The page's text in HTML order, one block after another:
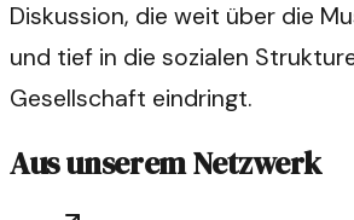
Diskussion, die weit über die
und tief in die sozialen
Gesellschaft eindringt.
Aus unserem Netzwerk